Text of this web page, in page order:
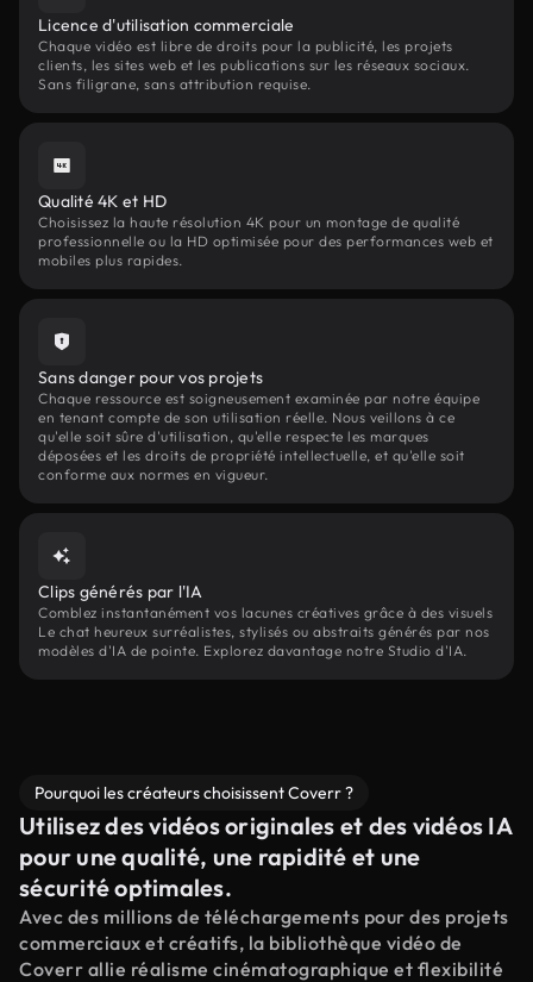
Licence d'utilisation commerciale
Chaque vidéo est libre de droits pour la publicité, les projets
clients, les sites web et les publications sur les réseaux sociaux.
Sans filigrane, sans attribution requise.
Qualité 4K et HD
Choisissez la haute résolution 4K pour un montage de qualité
professionnelle ou la HD optimisée pour des performances web et
mobiles plus rapides.
Sans danger pour vos projets
Chaque ressource est soigneusement examinée par notre équipe
en tenant compte de son utilisation réelle. Nous veillons à ce
qu'elle soit sûre d'utilisation, qu'elle respecte les marques
déposées et les droits de propriété intellectuelle, et qu'elle soit
conforme aux normes en vigueur.
Clips générés par l'IA
Comblez instantanément vos lacunes créatives grâce à des visuels
Le chat heureux surréalistes, stylisés ou abstraits générés par nos
modèles d'IA de pointe. Explorez davantage notre Studio d'IA.
Pourquoi les créateurs choisissent Coverr ?
Utilisez des vidéos originales et des vidéos IA
pour une qualité, une rapidité et une
sécurité optimales.
Avec des millions de téléchargements pour des projets
commerciaux et créatifs, la bibliothèque vidéo de
Coverr allie réalisme cinématographique et flexibilité